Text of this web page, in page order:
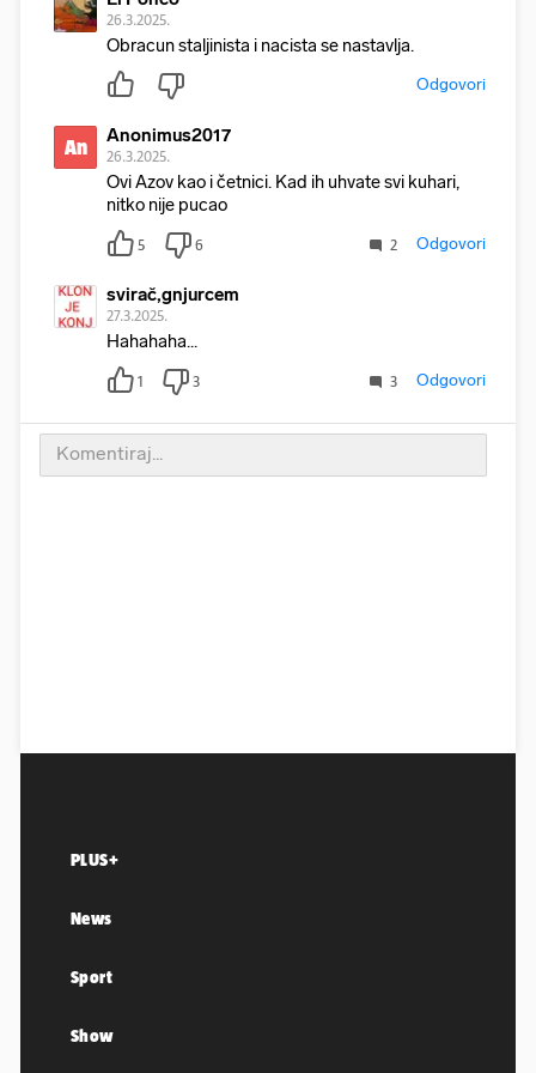
26.3.2025.
Obracun staljinista i nacista se nastavlja.
Odgovori
An Anonimus2017
26.3.2025.
Ovi Azov kao i četnici. Kad ih uhvate svi kuhari,
nitko nije pucao
5 6 2 Odgovori
svirač,gnjurcem
27.3.2025.
Hahahaha...
1 3 3 Odgovori
PLUS+
News
Sport
Show